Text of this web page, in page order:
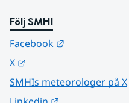
Följ SMHI
Facebook
X
SMHIs meteorologer på X